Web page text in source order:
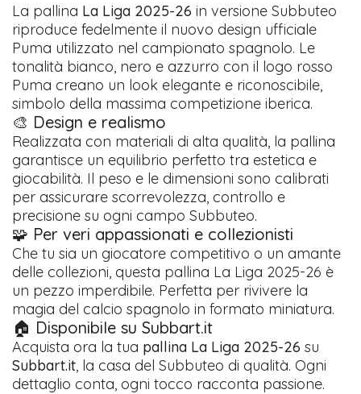
La pallina La Liga 2025-26 in versione Subbuteo
riproduce fedelmente il nuovo design ufficiale
Puma utilizzato nel campionato spagnolo. Le
tonalità bianco, nero e azzurro con il logo rosso
Puma creano un look elegante e riconoscibile,
simbolo della massima competizione iberica.
🎨 Design e realismo
Realizzata con materiali di alta qualità, la pallina
garantisce un equilibrio perfetto tra estetica e
giocabilità. Il peso e le dimensioni sono calibrati
per assicurare scorrevolezza, controllo e
precisione su ogni campo Subbuteo.
🧩 Per veri appassionati e collezionisti
Che tu sia un giocatore competitivo o un amante
delle collezioni, questa pallina La Liga 2025-26 è
un pezzo imperdibile. Perfetta per rivivere la
magia del calcio spagnolo in formato miniatura.
🏠 Disponibile su Subbart.it
Acquista ora la tua pallina La Liga 2025-26 su
Subbart.it, la casa del Subbuteo di qualità. Ogni
dettaglio conta, ogni tocco racconta passione.